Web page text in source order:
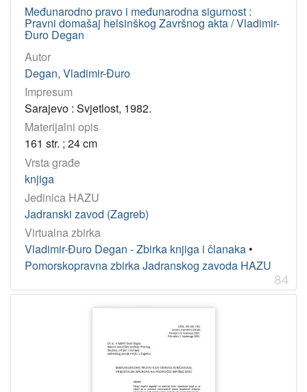
Međunarodno pravo i međunarodna sigurnost :
Pravni domašaj helsinškog Završnog akta / Vladimir-
Đuro Degan
Autor
Degan, Vladimir-Đuro
Impresum
Sarajevo : Svjetlost, 1982.
Materijalni opis
161 str. ; 24 cm
Vrsta građe
knjiga
Jedinica HAZU
Jadranski zavod (Zagreb)
Virtualna zbirka
Vladimir-Đuro Degan - Zbirka knjiga i članaka •
Pomorskopravna zbirka Jadranskog zavoda HAZU
84